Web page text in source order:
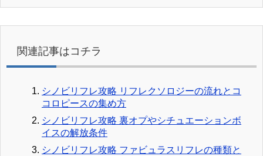
関連記事はコチラ
シノビリフレ攻略 リフレクソロジーの流れとコ
コロピースの集め方
シノビリフレ攻略 裏オプやシチュエーションボ
イスの解放条件
シノビリフレ攻略 ファビュラスリフレの種類と